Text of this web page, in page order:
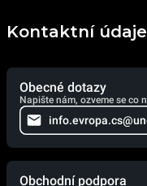
Kontaktní
Obecné dotazy
Napište nám, ozveme se co
Obchodní podpora